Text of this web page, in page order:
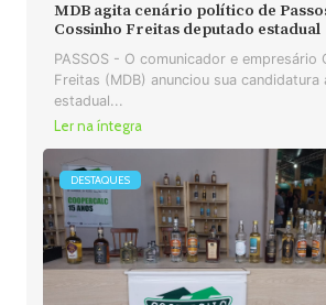
MDB agita cenário político de
Cossinho Freitas deputado estadual
PASSOS - O comunicador e empresário
Freitas (MDB) anunciou sua candidatura
estadual...
Ler na íntegra
DESTAQUES